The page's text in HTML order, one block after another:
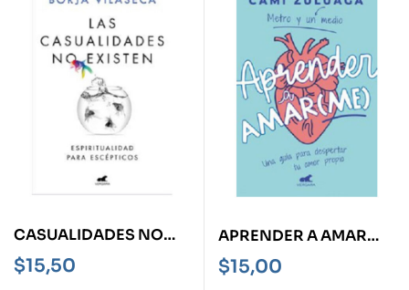
CASUALIDADES NO
EXISTEN, LAS -
ESPIRITUALIDAD PARA
$15,50
APRENDER A AMAR
(ME)
$15,00